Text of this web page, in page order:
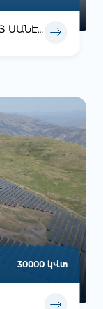
Համակարգային կայան ԲԱՅԱԶԵՏ ՍԱՆԷՆԵՐՋԻ ՍՊԸ
30000 կՎտ